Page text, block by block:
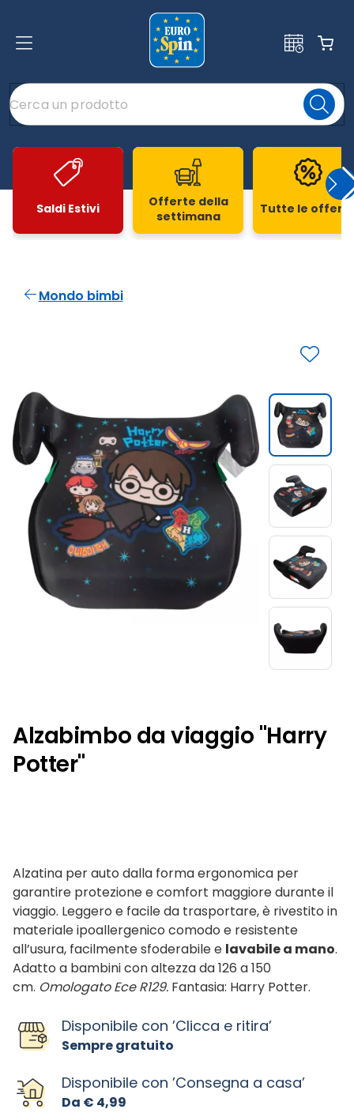
Saldi Estivi
Offerte della
settimana
Tutte le
Mondo bimbi
Alzabimbo da viaggio "Harry
Potter"
Alzatina per auto dalla forma ergonomica per
garantire protezione e comfort maggiore durante il
viaggio. Leggero e facile da trasportare, è rivestito in
materiale ipoallergenico comodo e resistente
all’usura, facilmente sfoderabile e lavabile a mano.
Adatto a bambini con altezza da 126 a 150
cm. Omologato Ece R129. Fantasia: Harry Potter.
Disponibile con ’Clicca e ritira’
Sempre gratuito
Disponibile con ’Consegna a casa’
Da € 4,99